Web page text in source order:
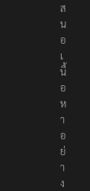
ส
น
อ
เ
นื้
อ
ห
า
อ
ย่
า
ง